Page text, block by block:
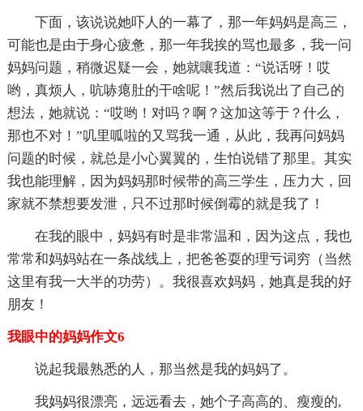
下面，该说说她吓人的一幕了，那一年妈妈是高三，
可能也是由于身心疲惫，那一年我挨的骂也最多，我一问
妈妈问题，稍微迟疑一会，她就嚷我道：“说话呀！哎
哟，真烦人，吭哧瘪肚的干啥呢！”然后我说出了自己的
想法，她就说：“哎哟！对吗？啊？这加这等于？什么，
那也不对！”叽里呱啦的又骂我一通，从此，我再问妈妈
问题的时候，就总是小心翼翼的，生怕说错了那里。其实
我也能理解，因为妈妈那时候带的高三学生，压力大，回
家就不禁想要发泄，只不过那时候倒霉的就是我了！
在我的眼中，妈妈有时是非常温和，因为这点，我也
常常和妈妈站在一条战线上，把爸爸耍的理亏词穷（当然
这里有我一大半的功劳）。我很喜欢妈妈，她真是我的好
朋友！
我眼中的妈妈作文6
说起我最熟悉的人，那当然是我的妈妈了。
我妈妈很漂亮，远远看去，她个子高高的、瘦瘦的,